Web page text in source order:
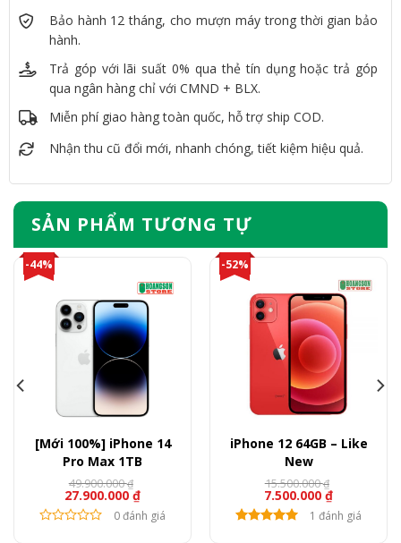
Bảo hành 12 tháng, cho mượn máy trong thời gian bảo
hành.
Trả góp với lãi suất 0% qua thẻ tín dụng hoặc trả góp
qua ngân hàng chỉ với CMND + BLX.
Miễn phí giao hàng toàn quốc, hỗ trợ ship COD.
Nhận thu cũ đổi mới, nhanh chóng, tiết kiệm hiệu quả.
SẢN PHẨM TƯƠNG TỰ
-44%
[Mới 100%] iPhone 14
Pro Max 1TB
27.900.000 ₫
49.900.000₫
0 đánh giá
-52%
iPhone 12 64GB – Like
New
7.500.000 ₫
15.500.000₫
1 đánh giá